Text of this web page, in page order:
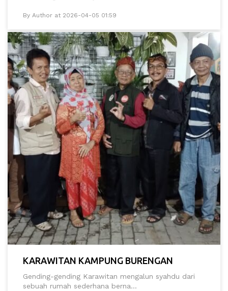
By Author at 2026-04-05 01:59
KARAWITAN KAMPUNG BURENGAN
Gending-gending Karawitan mengalun syahdu dari
sebuah rumah sederhana berna...